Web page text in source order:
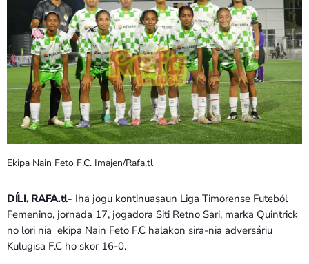
EVENTU SIRA
KONTAKTU SIRA
TÉTUM keyboard_arrow_down
TÉTUM
PORTUGUÊS
PRÓXIMOS PROGRAMAS
Ekipa Nain Feto F.C. Imajen/Rafa.tl
DÍLI, RAFA.tl- Iha jogu kontinuasaun Liga Timorense Futeból
Femenino, jornada 17, jogadora Siti Retno Sari, marka Quintrick
no lori nia ekipa Nain Feto F.C halakon sira-nia adversáriu
Kulugisa F.C ho skor 16-0.